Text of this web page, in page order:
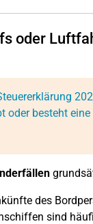
oder
oder besteht eine
des
sind